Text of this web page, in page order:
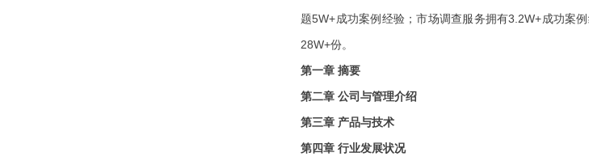
题5W+成功案例经验；市场调查服务拥有3.2W+成功案
28W+份。
第一章 摘要
第二章 公司与管理介绍
第三章 产品与技术
第四章 行业发展状况